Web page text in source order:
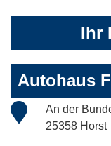
Ihr
Autohaus
An der
25358 Horst